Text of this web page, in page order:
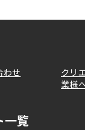
わせ
クリ
業様
一覧